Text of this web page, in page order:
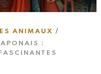
ANIMAUX
: